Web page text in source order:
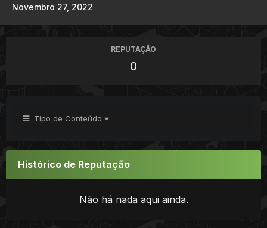
Novembro 27, 2022
REPUTAÇÃO
0
Tipo de Conteúdo
Histórico de Reputação
Não há nada aqui ainda.